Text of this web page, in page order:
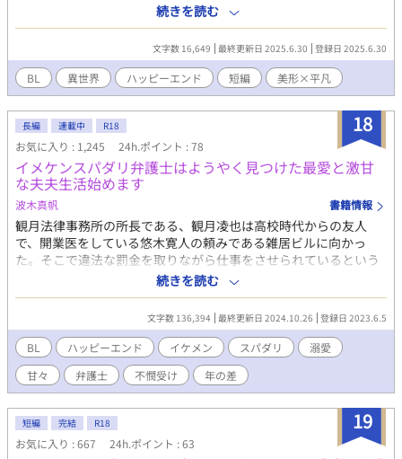
続きを読む
文字数 16,649 最終更新日 2025.6.30 登録日 2025.6.30
BL 異世界 ハッピーエンド 短編 美形×平凡
18
長編 連載中 R18
お気に入り : 1,245 24h.ポイント : 78
イメケンスパダリ弁護士はようやく見つけた最愛と激甘
な夫夫生活始めます
波木真帆 書籍情報
観月法律事務所の所長である、観月凌也は高校時代からの友人
で、開業医をしている悠木寛人の頼みである雑居ビルに向かっ
た。そこで違法な罰金を取りながら仕事をさせられているという
悠木の大切な笹原空良くんを奴らの手から守るためだったのだ
が、観月はそこである男の子に出会う。 一瞬で彼のことが気にな
った観月だったが、空良くんと同じく騙されて雇用契約を結ばさ
れそうになっていたその子をその場から逃すことしかできなかっ
た。空良くんの問題を解決して事務所に戻るとさっきの男の子が
事務所前に待っていた。 彼はわざわざお礼を言うために観月の事
務所を探してくれていたのだ。 彼は木坂理央と名乗り、どうして
あの雑居ビルにいたのか話を聞くことに。 そこで知る衝撃の事実
に、観月は理央を守ろうと囲い込むことにした。 施設育ちで学校
にも通わせてもらえずに虐げられながら育った18歳の男の子とイ
ケメンスパダリ弁護士とのイチャラブハッピーエンド小説です。
続きを読む
文字数 136,394 最終更新日 2024.10.26 登録日 2023.6.5
BL ハッピーエンド イケメン スパダリ
溺愛
甘々
弁護士 不憫受け 年の差
19
短編 完結 R18
お気に入り : 667 24h.ポイント : 63